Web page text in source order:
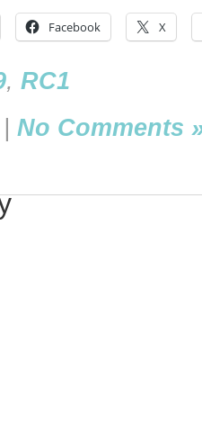
Facebook X
, RC1
No Comments